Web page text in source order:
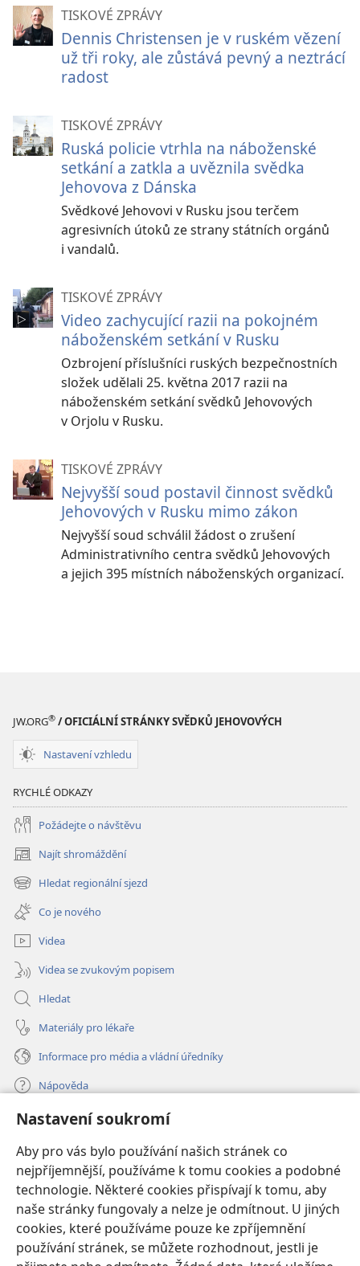
Nastavení soukromí
Aby pro vás bylo používání našich stránek co
nejpříjemnější, používáme k tomu cookies a podobné
technologie. Některé cookies přispívají k tomu, aby
naše stránky fungovaly a nelze je odmítnout. U jiných
cookies, které používáme pouze ke zpříjemnění
používání stránek, se můžete rozhodnout, jestli je
TISKOVÉ ZPRÁVY
Dennis Christensen je v ruském vězení
už tři roky, ale zůstává pevný a neztrácí
radost
TISKOVÉ ZPRÁVY
Ruská policie vtrhla na náboženské
setkání a zatkla a uvěznila svědka
Jehovova z Dánska
Svědkové Jehovovi v Rusku jsou terčem
agresivních útoků ze strany státních orgánů
i vandalů.
TISKOVÉ ZPRÁVY
Video zachycující razii na pokojném
náboženském setkání v Rusku
Ozbrojení příslušníci ruských bezpečnostních
složek udělali 25. května 2017 razii na
náboženském setkání svědků Jehovových
v Orjolu v Rusku.
TISKOVÉ ZPRÁVY
Nejvyšší soud postavil činnost svědků
Jehovových v Rusku mimo zákon
Nejvyšší soud schválil žádost o zrušení
Administrativního centra svědků Jehovových
a jejich 395 místních náboženských organizací.
JW.ORG® / OFICIÁLNÍ STRÁNKY SVĚDKŮ JEHOVOVÝCH
Nastavení vzhledu
RYCHLÉ ODKAZY
Požádejte o návštěvu
Najít shromáždění
(otevřeno
nové
okno)
Hledat regionální sjezd
(otevřeno
nové
okno)
Co je nového
Videa
Videa se zvukovým popisem
Hledat
Materiály pro lékaře
Informace pro média a vládní úředníky
Nápověda
Dary
nové
okno) ONLINE KNIHOVNA Strážné věže
(otevřeno
nové
okno)JW Hub®
(otevřeno
nové
okno)JW Library